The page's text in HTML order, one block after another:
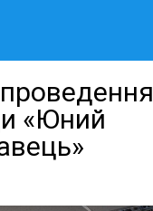
«Юний